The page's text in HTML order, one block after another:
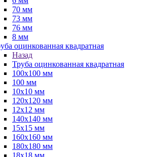
70 мм
73 мм
76 мм
8 мм
оцинкованная квадратная
Назад
Труба оцинкованная квадратная
100х100 мм
100 мм
10х10 мм
120х120 мм
12х12 мм
140х140 мм
15х15 мм
160х160 мм
180х180 мм
18х18 мм